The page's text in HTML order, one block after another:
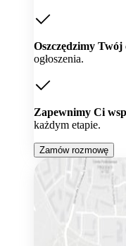
Oszczędzimy Twój
ogłoszenia.
Zapewnimy Ci
każdym etapie.
Zamów rozmowę